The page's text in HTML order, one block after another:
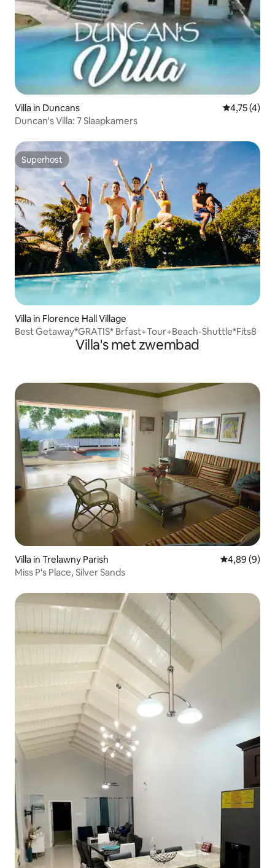
Villa in Duncans
4,75 (4)
Duncan's Villa: 7 Slaapkamers
Superhost
Superhost
Villa in Florence Hall Village
Best Getaway*GRATIS* Brfast+Tour+Beach-Shuttle*Fits8
Villa's met zwembad
Villa in Trelawny Parish Gemiddelde
4,89 (9)
Miss P's Place, Silver Sands